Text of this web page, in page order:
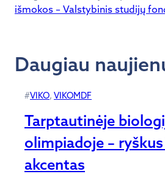
išmokos – Valstybinis studijų
Daugiau
#VIKO, VIKOMDF
Tarptautinėje
olimpiadoje –
akcentas